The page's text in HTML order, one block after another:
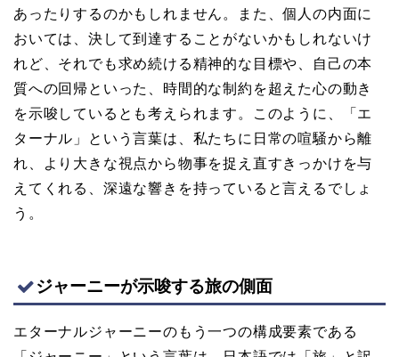
あったりするのかもしれません。また、個人の内面に
おいては、決して到達することがないかもしれないけ
れど、それでも求め続ける精神的な目標や、自己の本
質への回帰といった、時間的な制約を超えた心の動き
を示唆しているとも考えられます。このように、「エ
ターナル」という言葉は、私たちに日常の喧騒から離
れ、より大きな視点から物事を捉え直すきっかけを与
えてくれる、深遠な響きを持っていると言えるでしょ
う。
ジャーニーが示唆する旅の側面
エターナルジャーニーのもう一つの構成要素である